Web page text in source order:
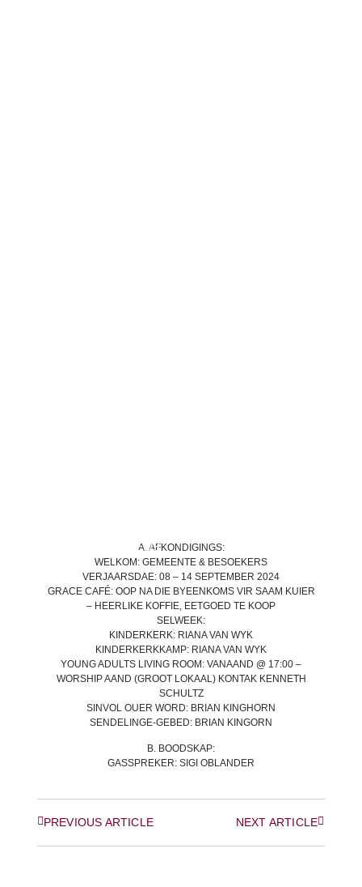
BACK TO LATEST NEWSA. AFKONDIGINGS:
WELKOM: GEMEENTE & BESOEKERS
VERJAARSDAE: 08 – 14 SEPTEMBER 2024
GRACE CAFÉ:OOP NA DIE BYEENKOMS VIR SAAM KUIER
– HEERLIKE KOFFIE, EETGOED TE KOOP
SELWEEK:
KINDERKERK: RIANA VAN WYK
KINDERKERKKAMP: RIANA VAN WYK
YOUNG ADULTS LIVING ROOM: VANAAND @ 17:00 –
WORSHIP AAND (GROOT LOKAAL) KONTAK KENNETH
SCHULTZ
SINVOL OUER WORD: BRIAN KINGHORN
SENDELINGE-GEBED: BRIAN KINGORN
B. BOODSKAP:
GASSPREKER: SIGI OBLANDER
PREVIOUS ARTICLE NEXT ARTICLE